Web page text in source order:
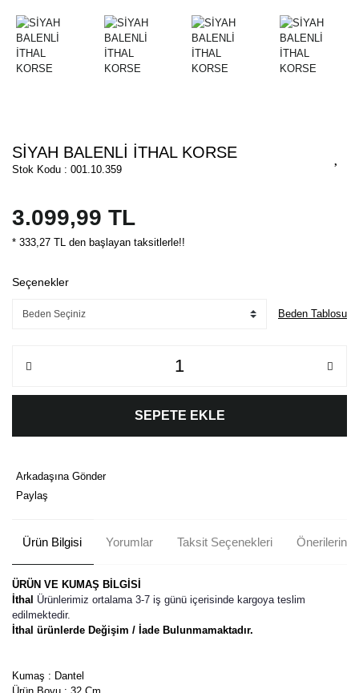
SİYAH BALENLİ İTHAL KORSE
Stok Kodu : 001.10.359
3.099,99 TL
* 333,27 TL den başlayan taksitlerle!!
Seçenekler
Beden Tablosu
SEPETE EKLE
Arkadaşına Gönder
Paylaş
Ürün Bilgisi Yorumlar Taksit Seçenekleri Önerileriniz
ÜRÜN VE KUMAŞ BİLGİSİ
İthal Ürünlerimiz ortalama 3-7 iş günü içerisinde kargoya teslim
edilmektedir.
İthal ürünlerde Değişim / İade Bulunmamaktadır.
Kumaş : Dantel